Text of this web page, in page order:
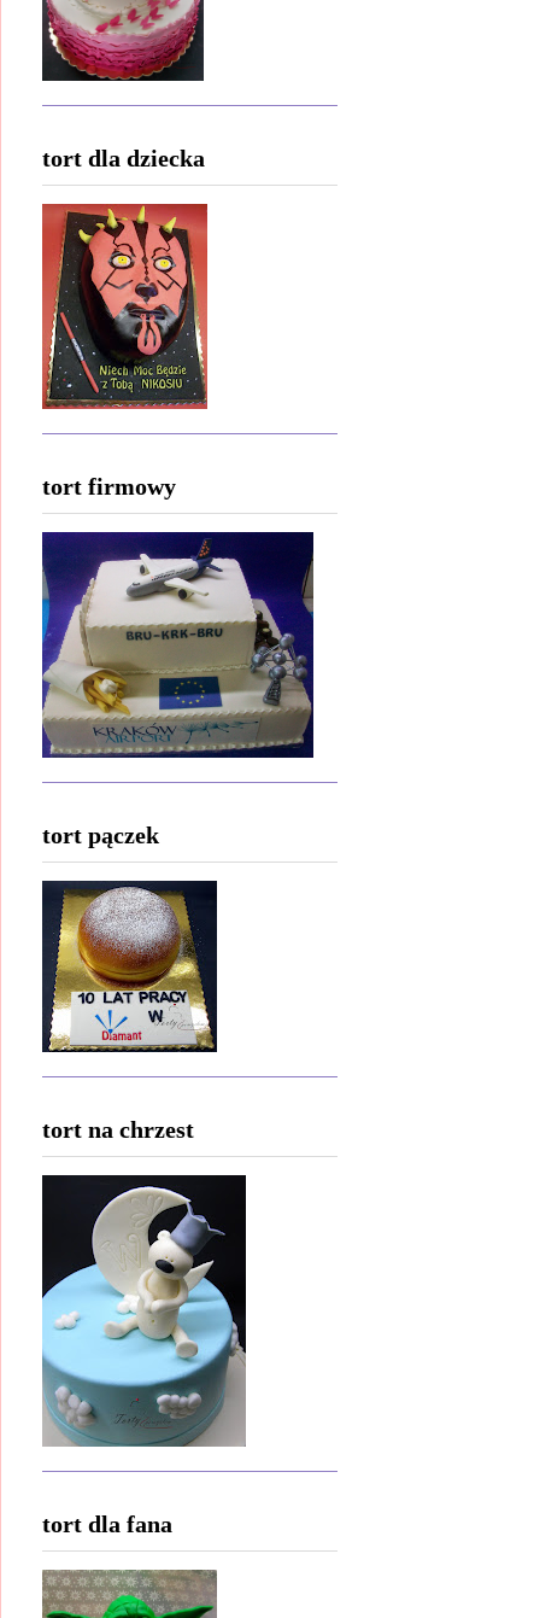
tort dla dziecka
tort firmowy
tort pączek
tort na chrzest
tort dla fana